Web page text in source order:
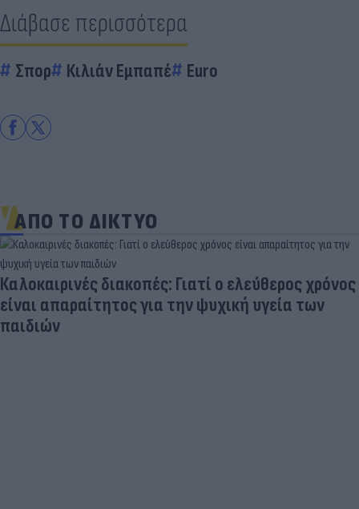
Διάβασε περισσότερα
Σπορ Κιλιάν Εμπαπέ Euro
ΑΠΟ ΤΟ ΔΙΚΤΥΟ
Καλοκαιρινές διακοπές: Γιατί ο ελεύθερος χρόνος
είναι απαραίτητος για την ψυχική υγεία των
παιδιών